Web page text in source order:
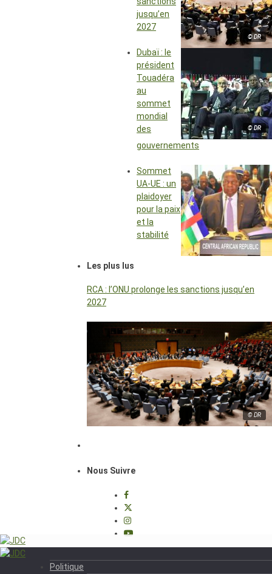
© DR
jusqu’en
2027
© DR
Dubaï : le
président
Touadéra
au
sommet
mondial
des
gouvernements
Sommet
UA-UE : un
plaidoyer
pour la paix
et la
stabilité
Les plus lus
RCA : l’ONU prolonge les sanctions jusqu’en
2027
© DR
Nous Suivre
Politique